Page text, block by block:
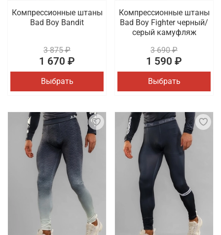
Компрессионные штаны
Bad Boy Bandit
3 875 ₽
1 670 ₽
Выбрать
Компрессионные штаны
Bad Boy Fighter черный/
серый камуфляж
3 690 ₽
1 590 ₽
Выбрать